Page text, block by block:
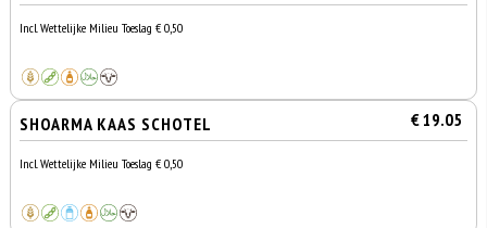
Incl. Wettelijke Milieu Toeslag € 0,50
SHOARMA KAAS SCHOTEL € 19.05
Incl. Wettelijke Milieu Toeslag € 0,50